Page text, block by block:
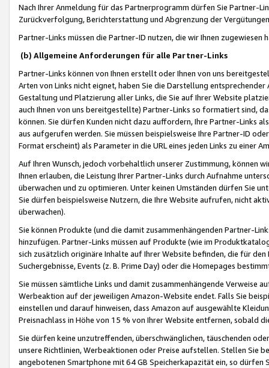
Nach Ihrer Anmeldung für das Partnerprogramm dürfen Sie Partner-
Zurückverfolgung, Berichterstattung und Abgrenzung der
Partner-Links müssen die Partner-ID nutzen, die wir Ihnen zugewiesen
(b) Allgemeine Anforderungen für alle Partner-Links
Partner-Links können von Ihnen erstellt oder Ihnen von uns
Arten von Links nicht eignet, haben Sie die Darstellung
Gestaltung und Platzierung aller Links, die Sie auf Ihrer Website
auch Ihnen von uns bereitgestellte) Partner-Links so formatiert sind,
können. Sie dürfen Kunden nicht dazu auffordern, Ihre Partner-Links
aus aufgerufen werden. Sie müssen beispielsweise Ihre Partner-ID
Format erscheint) als Parameter in die URL eines jeden Links zu einer
Auf Ihren Wunsch, jedoch vorbehaltlich unserer Zustimmung, können
Ihnen erlauben, die Leistung Ihrer Partner-Links durch Aufnahme
überwachen und zu optimieren. Unter keinen Umständen dürfen Sie
Sie dürfen beispielsweise Nutzern, die Ihre Website aufrufen, nicht
überwachen).
Sie können Produkte (und die damit zusammenhängenden Partner-
hinzufügen. Partner-Links müssen auf Produkte (wie im
sich zusätzlich originäre Inhalte auf Ihrer Website befinden, die für
Suchergebnisse, Events (z. B. Prime Day) oder die Homepages
Sie müssen sämtliche Links und damit zusammenhängende
Werbeaktion auf der jeweiligen Amazon-Website endet. Falls Sie
einstellen und darauf hinweisen, dass Amazon auf ausgewählte
Preisnachlass in Höhe von 15 % von Ihrer Website entfernen, sobald
Sie dürfen keine unzutreffenden, überschwänglichen, täuschenden
unsere Richtlinien, Werbeaktionen oder Preise aufstellen. Stellen Sie
angebotenen Smartphone mit 64 GB Speicherkapazität ein, so dürfen